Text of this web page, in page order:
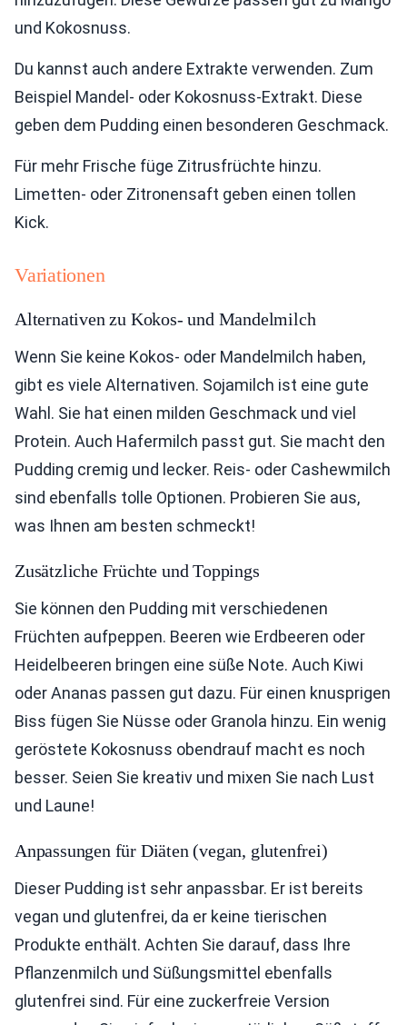
und Kokosnuss.
Du kannst auch andere Extrakte verwenden. Zum
Beispiel Mandel- oder Kokosnuss-Extrakt. Diese
geben dem Pudding einen besonderen Geschmack.
Für mehr Frische füge Zitrusfrüchte hinzu.
Limetten- oder Zitronensaft geben einen tollen
Kick.
Variationen
Alternativen zu Kokos- und Mandelmilch
Wenn Sie keine Kokos- oder Mandelmilch haben,
gibt es viele Alternativen. Sojamilch ist eine gute
Wahl. Sie hat einen milden Geschmack und viel
Protein. Auch Hafermilch passt gut. Sie macht den
Pudding cremig und lecker. Reis- oder Cashewmilch
sind ebenfalls tolle Optionen. Probieren Sie aus,
was Ihnen am besten schmeckt!
Zusätzliche Früchte und Toppings
Sie können den Pudding mit verschiedenen
Früchten aufpeppen. Beeren wie Erdbeeren oder
Heidelbeeren bringen eine süße Note. Auch Kiwi
oder Ananas passen gut dazu. Für einen knusprigen
Biss fügen Sie Nüsse oder Granola hinzu. Ein wenig
geröstete Kokosnuss obendrauf macht es noch
besser. Seien Sie kreativ und mixen Sie nach Lust
und Laune!
Anpassungen für Diäten (vegan, glutenfrei)
Dieser Pudding ist sehr anpassbar. Er ist bereits
vegan und glutenfrei, da er keine tierischen
Produkte enthält. Achten Sie darauf, dass Ihre
Pflanzenmilch und Süßungsmittel ebenfalls
glutenfrei sind. Für eine zuckerfreie Version